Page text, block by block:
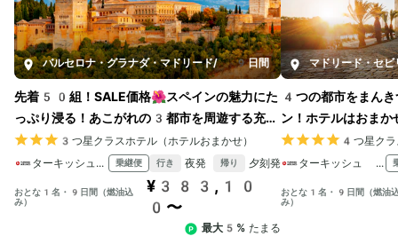
バルセロナ・グラナダ・マドリード/ 9日間
先着50組！SALE価格🌺スペインの魅力にた
っぷり浸る！あこがれの3都市を周遊する充実
の滞在プラン3つ星クラスホテル（ホテルおまかせ）
ターキッシュ エアラインズ
乗継便 行き 夜発 帰り 夕刻発
おとな1名・9日間（燃油込
み）
¥383,10
0〜
最大5% たまる
4つの都市をまんき
ン！ホテルはおま
4つ星クラ
ターキッシュ エアラインズ
おとな1名・9日間（燃油
み）